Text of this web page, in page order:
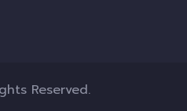
Reserved.